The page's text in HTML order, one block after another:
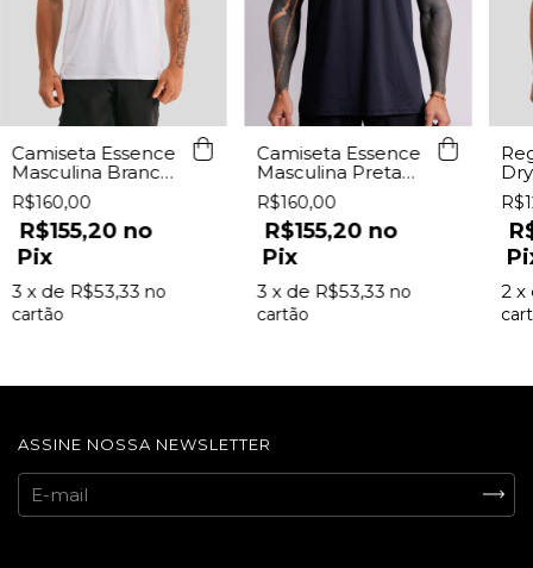
Camiseta Essence
Masculina Branca
Lurk
R$160,00
R$155,20
Pix
3 x de R$53,33
Camiseta Essence
Masculina Preta
Lurk
R$160,00
R$155,20
Pix
3 x de R$53,33 2 x
ASSINE NOSSA NEWSLETTER